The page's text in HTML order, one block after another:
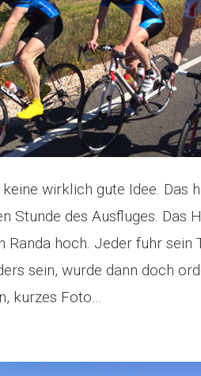
wirklich gute Idee. Das
Stunde des Ausfluges. Das
Randa hoch. Jeder fuhr sein
sein, wurde dann doch
kurzes Foto…